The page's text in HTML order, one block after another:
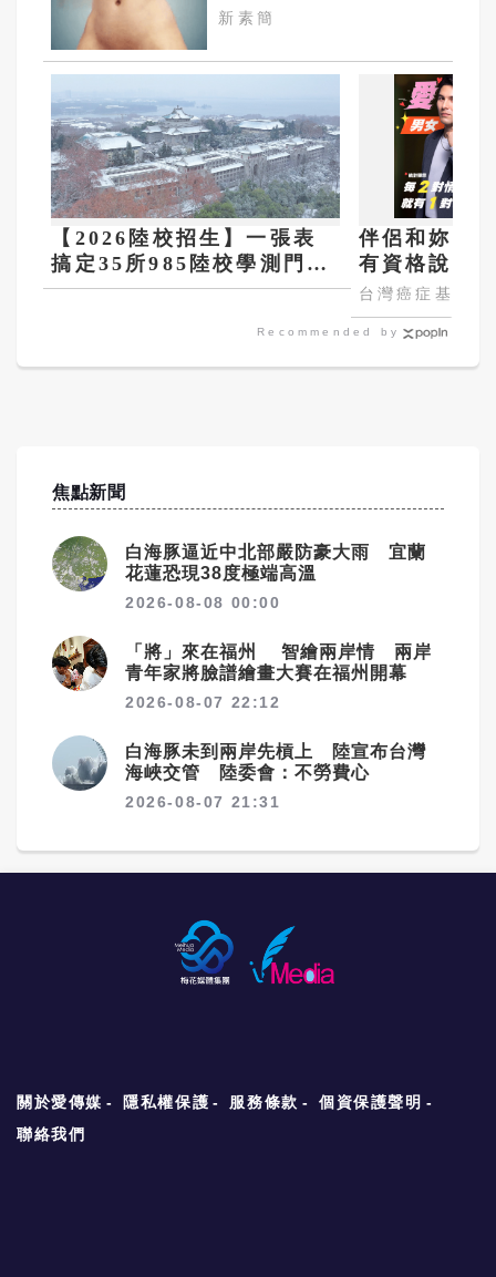
肚子一天天變小！
新素簡
【2026陸校招生】一張表
搞定35所985陸校學測門
檻、錄取名額！武漢大學等
伴侶和妳一
有資格說愛
台灣癌症基金會
Recommended by
焦點新聞
白海豚逼近中北部嚴防豪大雨 宜蘭
花蓮恐現38度極端高溫
2026-08-08 00:00
「將」來在福州 智繪兩岸情 兩岸
青年家將臉譜繪畫大賽在福州開幕
2026-08-07 22:12
白海豚未到兩岸先槓上 陸宣布台灣
海峽交管 陸委會：不勞費心
2026-08-07 21:31
關於愛傳媒 隱私權保護 服務條款
個資保護聲明
聯絡我們